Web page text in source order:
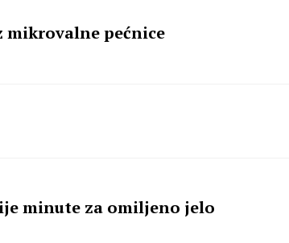
pećnice
minute za omiljeno jelo